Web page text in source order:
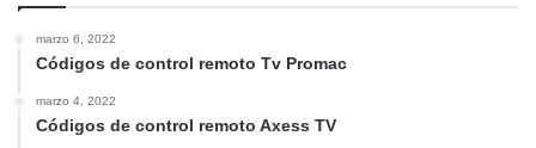
marzo 6, 2022
Códigos de control remoto Tv Promac
marzo 4, 2022
Códigos de control remoto Axess TV